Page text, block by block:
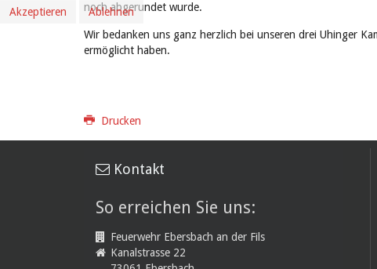
noch abgerundet wurde.
Wir bedanken uns ganz herzlich bei unseren drei Uhinger
ermöglicht haben.
Drucken
Kontakt
So erreichen Sie uns:
Feuerwehr Ebersbach an der Fils
Kanalstrasse 22
Akzeptieren
Ablehnen